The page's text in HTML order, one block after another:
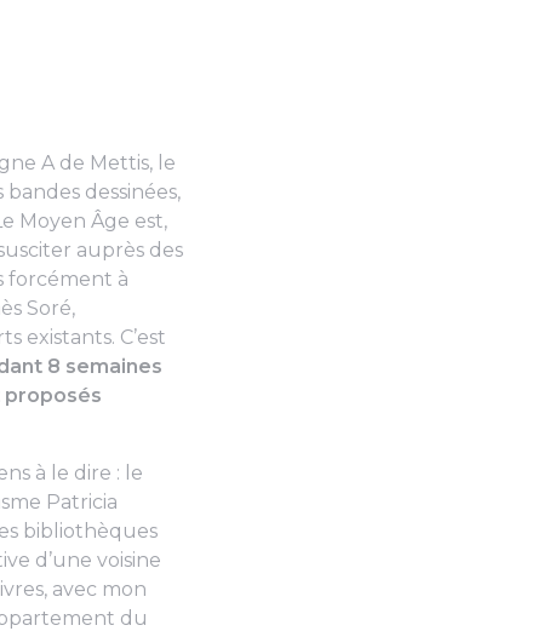
A de Mettis, le
bandes dessinées,
Moyen Âge est,
auprès des
forcément à
Soré,
existants. C’est
8 semaines
proposés
à le dire : le
Patricia
bibliothèques
d’une voisine
avec mon
du